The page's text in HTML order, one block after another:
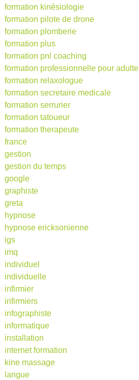
formation kinésiologie
formation pilote de drone
formation plomberie
formation plus
formation pnl coaching
formation professionnelle pour adulte
formation relaxologue
formation secretaire medicale
formation serrurier
formation tatoueur
formation therapeute
france
gestion
gestion du temps
google
graphiste
greta
hypnose
hypnose ericksonienne
igs
imq
individuel
individuelle
infirmier
infirmiers
infographiste
informatique
installation
internet formation
kine massage
langue